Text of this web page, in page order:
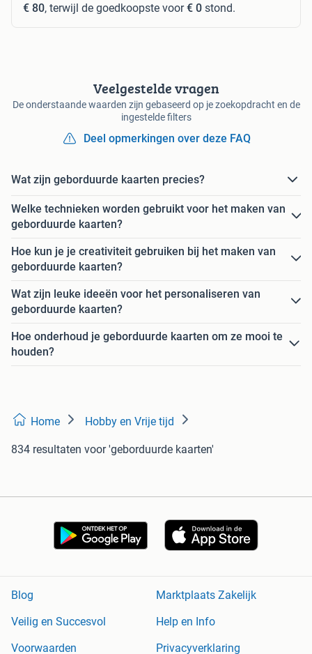
€ 80, terwijl de goedkoopste voor€ 0 stond.
Veelgestelde vragen
De onderstaande waarden zijn gebaseerd op je zoekopdracht en de
ingestelde filters
Deel opmerkingen over deze FAQ
Wat zijn geborduurde kaarten precies?
Welke technieken worden gebruikt voor het maken van
geborduurde kaarten?
Hoe kun je je creativiteit gebruiken bij het maken van
geborduurde kaarten?
Wat zijn leuke ideeën voor het personaliseren van
geborduurde kaarten?
Hoe onderhoud je geborduurde kaarten om ze mooi te
houden?
Home Hobby en Vrije tijd
834 resultaten voor 'geborduurde kaarten'
Blog
Marktplaats Zakelijk
Veilig en Succesvol
Help en Info
Voorwaarden
Privacyverklaring